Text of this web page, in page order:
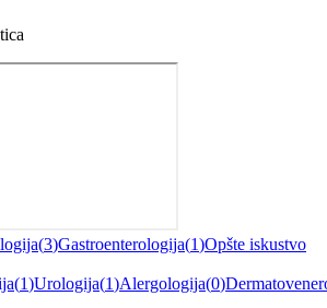
(3)Gastroenterologija(1)Opšte iskustvo
(1)Urologija(1)Alergologija(0)